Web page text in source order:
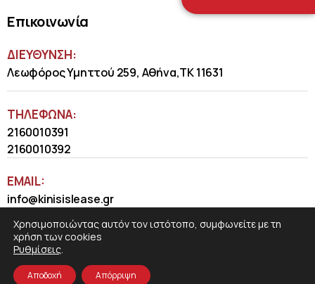
Επικοινωνία
ΔΙΕΥΘΥΝΣΗ:
Λεωφόρος Υμηττού 259, Αθήνα,ΤΚ 11631
ΤΗΛΈΦΩΝΑ:
2160010391
2160010392
EMAIL:
info@kinisislease.gr
Χρησιμοποιώντας αυτόν τον ιστότοπο, συμφωνείτε με τη
χρήση των cookies
Ρυθμίσεις.
Αποδοχή Απόρριψη